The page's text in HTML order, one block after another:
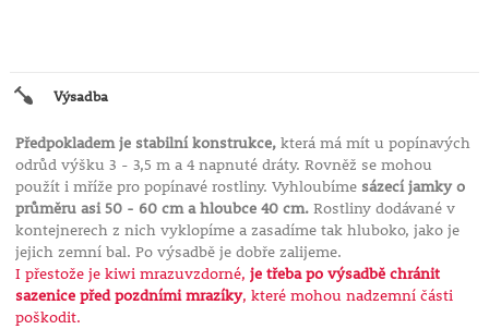
Výsadba
Předpokladem je stabilní konstrukce,která má mít u popínavých
odrůd výšku 3 - 3,5 m a 4 napnuté dráty. Rovněž se mohou
použít i mříže pro popínavé rostliny. Vyhloubíme sázecí jamky o
průměru asi 50 - 60 cm a hloubce 40 cm.Rostliny dodávané v
kontejnerech z nich vyklopíme a zasadíme tak hluboko, jako je
jejich zemní bal. Po výsadbě je dobře zalijeme.
I přestože je kiwi mrazuvzdorné, je třeba po výsadbě chránit
sazenice před pozdními mrazíky, které mohou nadzemní části
poškodit.